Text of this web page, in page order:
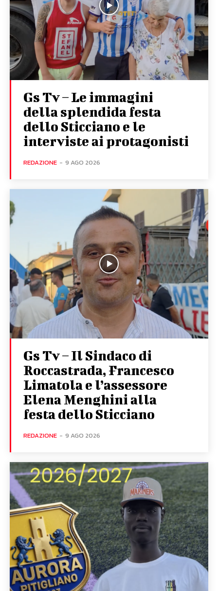
Gs Tv – Le immagini
della splendida festa
dello Sticciano e le
interviste ai protagonisti
REDAZIONE - 9 AGO 2026
Gs Tv – Il Sindaco di
Roccastrada, Francesco
Limatola e l’assessore
Elena Menghini alla
festa dello Sticciano
REDAZIONE - 9 AGO 2026